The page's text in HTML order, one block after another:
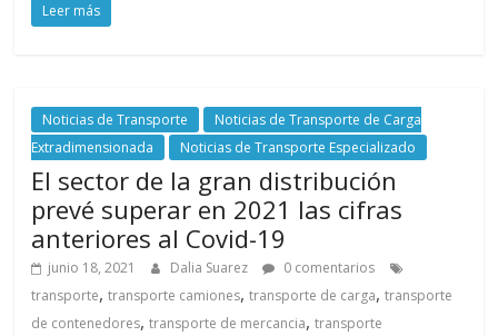
Leer más
Noticias de Transporte
Noticias de Transporte de Carga
Extradimensionada
Noticias de Transporte Especializado
El sector de la gran distribución
prevé superar en 2021 las cifras
anteriores al Covid-19
junio 18, 2021 Dalia Suarez
0 comentarios
transporte,transporte camiones,transporte de carga,transporte
de contenedores,transporte de mercancia,transporte